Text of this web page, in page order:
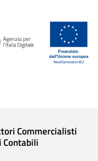
Commercialisti
Contabili